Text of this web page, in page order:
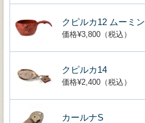
クピルカ12 ムーミン
価格¥3,800（税込）
クピルカ14
価格¥2,400（税込）
カールナS